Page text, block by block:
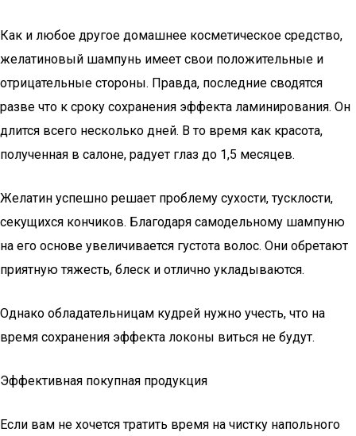
Как и любое другое домашнее косметическое средство,
желатиновый шампунь имеет свои положительные и
отрицательные стороны. Правда, последние сводятся
разве что к сроку сохранения эффекта ламинирования. Он
длится всего несколько дней. В то время как красота,
полученная в салоне, радует глаз до 1,5 месяцев.
Желатин успешно решает проблему сухости, тусклости,
секущихся кончиков. Благодаря самодельному шампуню
на его основе увеличивается густота волос. Они обретают
приятную тяжесть, блеск и отлично укладываются.
Однако обладательницам кудрей нужно учесть, что на
время сохранения эффекта локоны виться не будут.
Эффективная покупная продукция
Если вам не хочется тратить время на чистку напольного